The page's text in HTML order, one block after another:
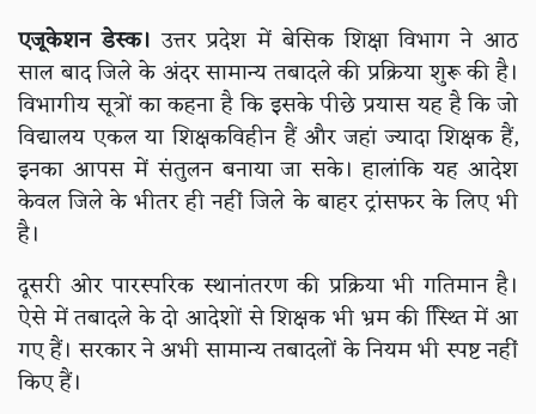
एजूकेशन डेस्क। उत्तर प्रदेश में बेसिक शिक्षा विभाग ने आठ
साल बाद जिले के अंदर सामान्य तबादले की प्रक्रिया शुरू की है।
विभागीय सूत्रों का कहना है कि इसके पीछे प्रयास यह है कि जो
विद्यालय एकल या शिक्षकविहीन हैं और जहां ज्यादा शिक्षक हैं,
इनका आपस में संतुलन बनाया जा सके। हालांकि यह आदेश
केवल जिले के भीतर ही नहीं जिले के बाहर ट्रांसफर के लिए भी
है।
दूसरी ओर पारस्परिक स्थानांतरण की प्रक्रिया भी गतिमान है।
ऐसे में तबादले के दो आदेशों से शिक्षक भी भ्रम की स्थ्तिि में आ
गए हैं। सरकार ने अभी सामान्य तबादलों के नियम भी स्पष्ट नहीं
किए हैं।